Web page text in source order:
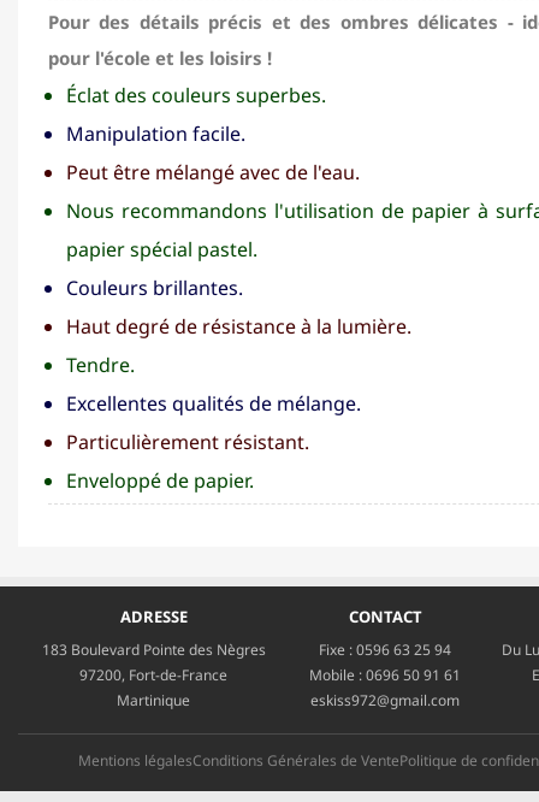
Pour des détails précis et des ombres délicates -
pour l'école et les loisirs !
Éclat des couleurs superbes.
Manipulation facile.
Peut être mélangé avec de l'eau.
Nous recommandons l'utilisation de papier à
papier spécial pastel.
Couleurs brillantes.
Haut degré de résistance à la lumière.
Tendre.
Excellentes qualités de mélange.
Particulièrement résistant.
Enveloppé de papier.
ADRESSE
183 Boulevard Pointe des Nègres
97200, Fort-de-France
Martinique
CONTACT
Fixe :0596 63 25 94
Mobile :0696 50 91 61
eskiss972@gmail.com
Du
Mentions légalesConditions Générales de VentePolitique de